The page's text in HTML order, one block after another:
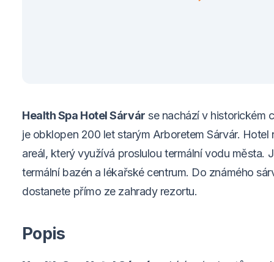
Health Spa Hotel Sárvár se nachází v historickém
je obklopen 200 let starým Arboretem Sárvár.
areál, který využívá proslulou termální vodu města.
termální bazén a lékařské centrum. Do známého
dostanete přímo ze zahrady rezortu.
Popis